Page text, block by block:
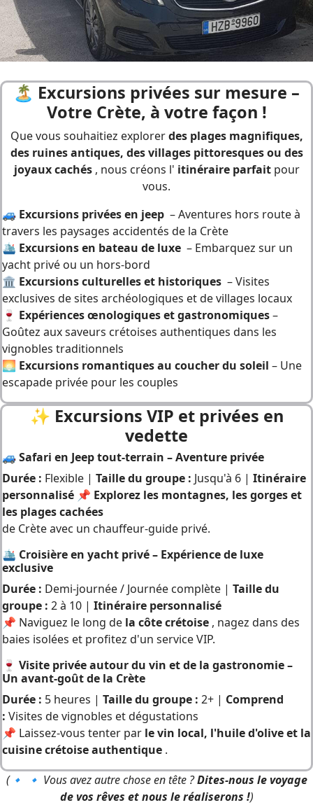
🏝️ Excursions privées sur mesure –
Votre Crète, à votre façon !
Que vous souhaitiez explorerdes plages magnifiques,
des ruines antiques, des villages pittoresques ou des
joyaux cachés, nous créons l' itinéraire parfaitpour
vous.
🚙 Excursions privées en jeep – Aventures hors route à
travers les paysages accidentés de la Crète
🛳 Excursions en bateau de luxe – Embarquez sur un
yacht privé ou un hors-bord
🏛 Excursions culturelles et historiques – Visites
exclusives de sites archéologiques et de villages locaux
🍷 Expériences œnologiques et gastronomiques–
Goûtez aux saveurs crétoises authentiques dans les
vignobles traditionnels
🌅 Excursions romantiques au coucher du soleil – Une
escapade privée pour les couples
✨ Excursions VIP et privées en
vedette
🚙 Safari en Jeep tout-terrain – Aventure privée
Durée : Flexible | Taille du groupe : Jusqu'à 6 | Itinéraire
personnalisé 📌 Explorez les montagnes, les gorges et
les plages cachées
de Crèteavec un chauffeur-guide privé.
🛳 Croisière en yacht privé – Expérience de luxe
exclusive
Durée : Demi-journée / Journée complète | Taille du
groupe : 2 à 10 | Itinéraire personnalisé
📌 Naviguez le long de la côte crétoise , nagez dans des
baies isolées et profitez d'un service VIP.
🍷 Visite privée autour du vin et de la gastronomie –
Un avant-goût de la Crète
Durée : 5 heures | Taille du groupe : 2+ | Comprend
: Visites de vignobles et dégustations
📌 Laissez-vous tenter par le vin local, l'huile d'olive et la
cuisine crétoise authentique .
(🔹
🔹 Vous avez autre chose en tête ?Dites-nous le voyage
de vos rêves et nous le réaliserons !)